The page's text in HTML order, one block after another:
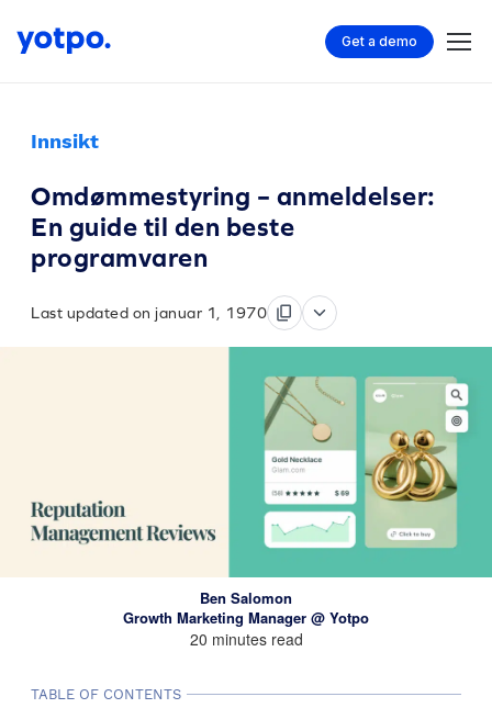
Get a demo
Innsikt
Omdømmestyring – anmeldelser:
En guide til den beste
programvaren
Last updated on januar 1, 1970
Ben Salomon
Growth Marketing Manager @ Yotpo
20 minutes read
TABLE OF CONTENTS